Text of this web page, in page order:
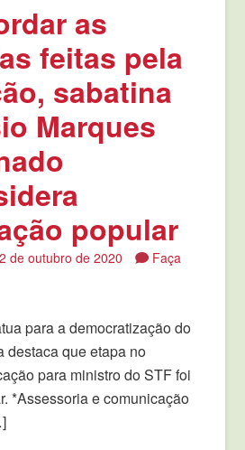
as
feitas pela
sabatina
Marques
popular
de outubro de 2020
Faça
para a democratização do
destaca que etapa no
para ministro do STF foi
*Assessoria e comunicação